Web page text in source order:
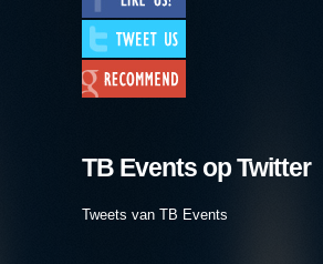
TB Events op Twitter
Tweets van TB Events